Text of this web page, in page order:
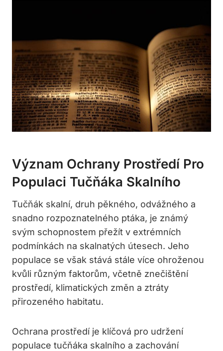
Význam Ochrany Prostředí Pro
Populaci Tučňáka Skalního
Tučňák skalní, druh pěkného, odvážného a
snadno rozpoznatelného ptáka, je známý
svým schopnostem přežít v extrémních
podmínkách na skalnatých útesech. Jeho
populace se však stává stále více ohroženou
kvůli různým faktorům, včetně znečištění
prostředí, klimatických změn a ztráty
přirozeného habitatu.
Ochrana prostředí je klíčová pro udržení
populace tučňáka skalního a zachování